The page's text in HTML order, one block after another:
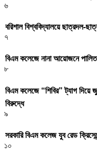
৬
বরিশাল বিশ্ববিদ্যালয়ে ছাত্রদল-
৭
বিএম কলেজে নানা আয়োজনে
৮
বিএম কলেজে “শিবির” ট্যাগ দিয়ে
বিরুদ্ধে
৯
সরকারি বিএম কলেজ যুব রেড
১০